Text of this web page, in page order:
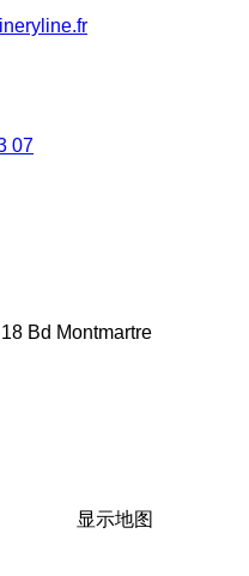
07
Bd Montmartre
显示地图